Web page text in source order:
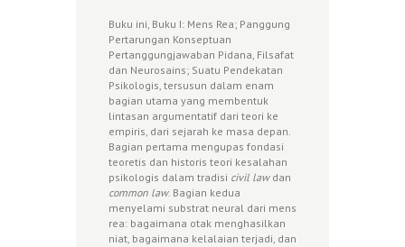
Buku ini, Buku I: Mens Rea; Panggung
Pertarungan Konseptuan
Pertanggungjawaban Pidana, Filsafat
dan Neurosains; Suatu Pendekatan
Psikologis, tersusun dalam enam
bagian utama yang membentuk
lintasan argumentatif dari teori ke
empiris, dari sejarah ke masa depan.
Bagian pertama mengupas fondasi
teoretis dan historis teori kesalahan
psikologis dalam tradisi civil lawdan
common law. Bagian kedua
menyelami substrat neural dari mens
rea: bagaimana otak menghasilkan
niat, bagaimana kelalaian terjadi, dan